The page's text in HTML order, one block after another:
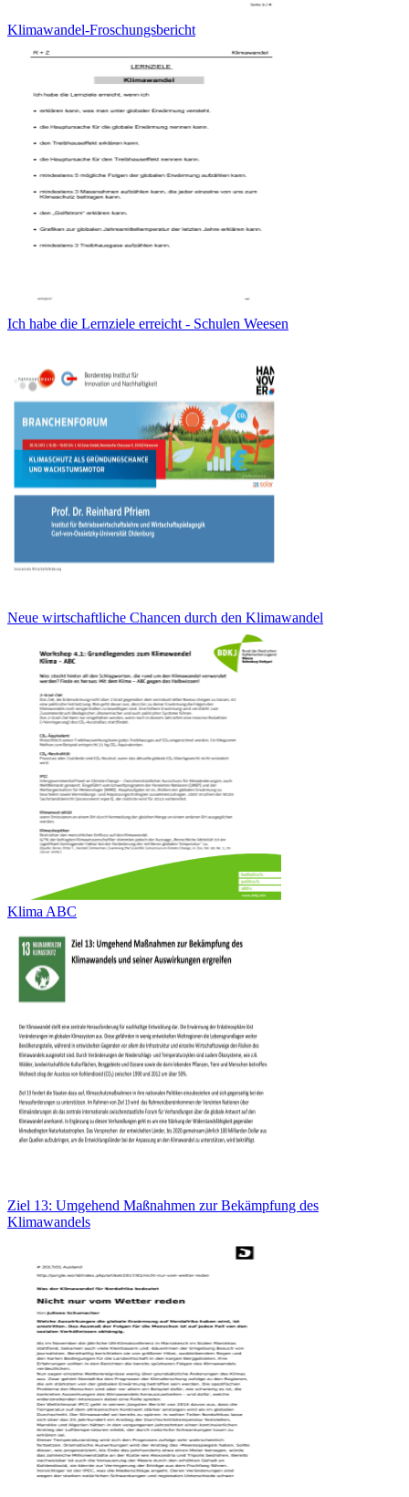
Klimawandel-Froschungsbericht
Ich habe die Lernziele erreicht - Schulen Weesen
Neue wirtschaftliche Chancen durch den Klimawandel
Klima ABC
Ziel 13: Umgehend Maßnahmen zur Bekämpfung des
Klimawandels